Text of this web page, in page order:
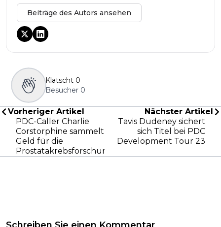
Beiträge des Autors ansehen
Klatscht 0
Besucher 0
Vorheriger Artikel
PDC-Caller Charlie
Corstorphine sammelt
Geld für die
Prostatakrebsforschung
Nächster Artikel
Tavis Dudeney sichert
sich Titel bei PDC
Development Tour 23